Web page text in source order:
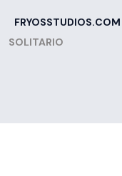
FRYOSSTUDIOS.COM
SOLITARIO